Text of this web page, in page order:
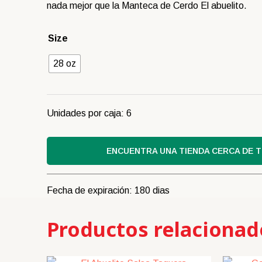
nada mejor que la Manteca de Cerdo El abuelito.
Size
28 oz
Unidades por caja: 6
ENCUENTRA UNA TIENDA CERCA DE
Fecha de expiración: 180 dias
Productos